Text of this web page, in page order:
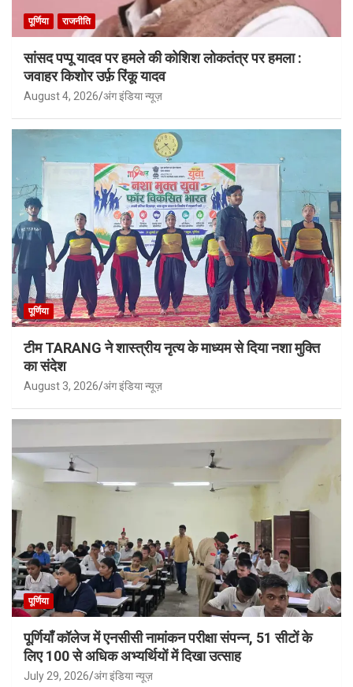
पूर्णिया राजनीति
सांसद पप्पू यादव पर हमले की कोशिश लोकतंत्र पर हमला :
जवाहर किशोर उर्फ़ रिंकू यादव
August 4, 2026 अंग इंडिया न्यूज़
पूर्णिया
टीम TARANG ने शास्त्रीय नृत्य के माध्यम से दिया नशा मुक्ति
का संदेश
August 3, 2026 अंग इंडिया न्यूज़
पूर्णिया
पूर्णियाँ कॉलेज में एनसीसी नामांकन परीक्षा संपन्न, 51 सीटों के
लिए 100 से अधिक अभ्यर्थियों में दिखा उत्साह
July 29, 2026 अंग इंडिया न्यूज़